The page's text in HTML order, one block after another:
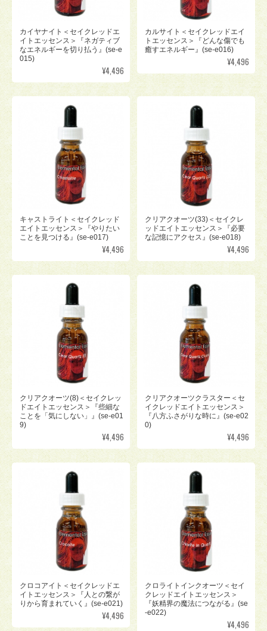
カイヤナイト＜セイクレッドエ
イトエッセンス＞『ネガティブ
なエネルギーを切り払う』(se-e
015)
¥4,496
カルサイト＜セイクレッドエイ
トエッセンス＞『どんな傷でも
癒すエネルギー』(se-e016)
¥4,496
キャストライト＜セイクレッド
エイトエッセンス＞『やりたい
ことを見つける』(se-e017)
¥4,496
クリアクオーツ(33)＜セイクレ
ッドエイトエッセンス＞『必要
な記憶にアクセス』(se-e018)
¥4,496
クリアクオーツ(8)＜セイクレッ
ドエイトエッセンス＞『些細な
ことを「気にしない」』(se-e01
9)
¥4,496
クリアクオーツクラスター＜セ
イクレッドエイトエッセンス＞
『八方ふさがりな時に』(se-e02
0)
¥4,496
クロコアイト＜セイクレッドエ
イトエッセンス＞『人との繋が
りから育まれていく』(se-e021)
¥4,496
クロライトインクオーツ＜セイ
クレッドエイトエッセンス＞
『妖精界の魔法につながる』(se
-e022)
¥4,496